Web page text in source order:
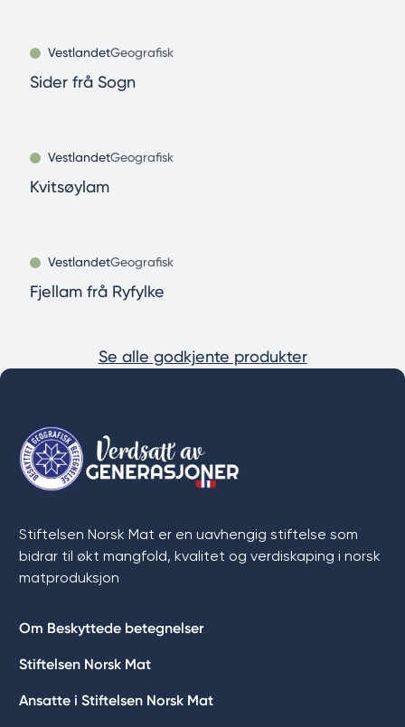
VestlandetGeografisk
Sider frå Sogn
VestlandetGeografisk
Kvitsøylam
VestlandetGeografisk
Fjellam frå Ryfylke
Se alle godkjente produkter
Stiftelsen Norsk Mat er en uavhengig stiftelse som
bidrar til økt mangfold, kvalitet og verdiskaping i norsk
matproduksjon
Om Beskyttede betegnelser
Stiftelsen Norsk Mat
Ansatte i Stiftelsen Norsk Mat